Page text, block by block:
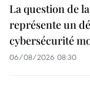
La question de
représente un
cybersécurité
06/08/2026 08:30